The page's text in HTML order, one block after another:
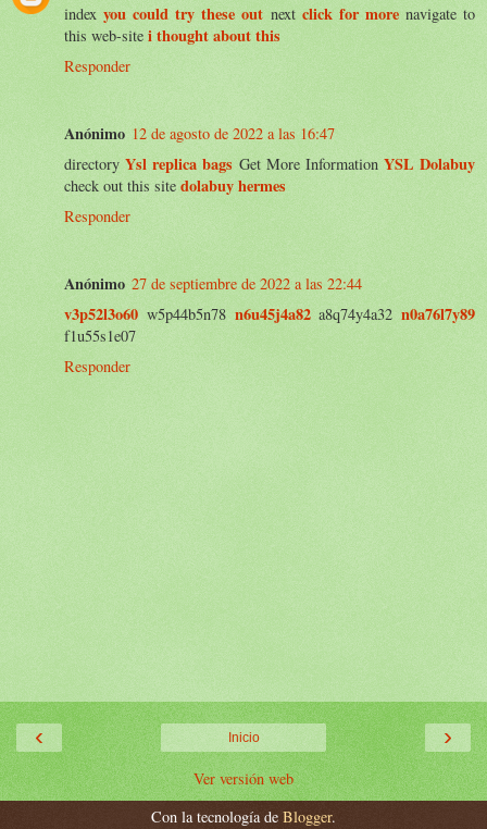
indexyou could try these out next click for morenavigate to
this web-site i thought about this
Responder
Anónimo 12 de agosto de 2022 a las 16:47
directoryYsl replica bags Get More Information YSL Dolabuy
check out this site dolabuy hermes
Responder
Anónimo 27 de septiembre de 2022 a las 22:44
v3p52l3o60 w5p44b5n78 n6u45j4a82a8q74y4a32 n0a76l7y89
f1u55s1e07
Responder
‹ ›
Inicio
Ver versión web
Con la tecnología de Blogger.